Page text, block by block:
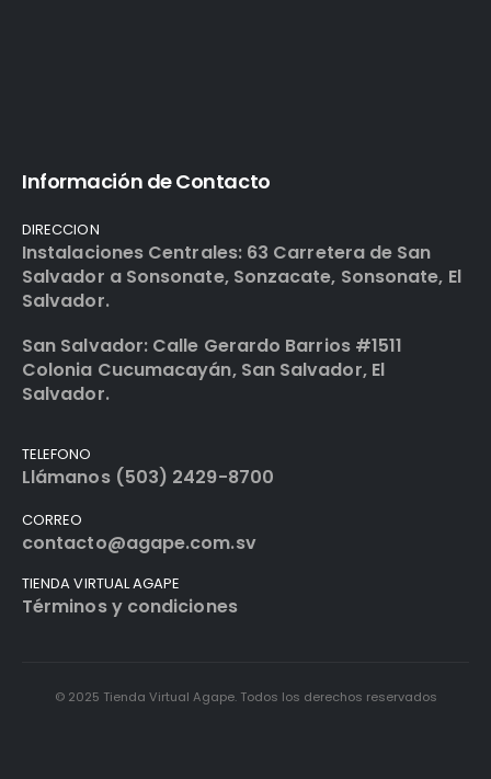
Información de Contacto
DIRECCION
Instalaciones Centrales: 63 Carretera de San
Salvador a Sonsonate, Sonzacate, Sonsonate, El
Salvador.
San Salvador: Calle Gerardo Barrios #1511
Colonia Cucumacayán, San Salvador, El
Salvador.
TELEFONO
Llámanos (503) 2429-8700
CORREO
contacto@agape.com.sv
TIENDA VIRTUAL AGAPE
Términos y condiciones
© 2025 Tienda Virtual Agape. Todos los derechos reservados